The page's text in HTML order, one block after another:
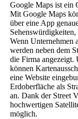
Google Maps ist ein
Mit Google Maps
über eine App
Wenn Unternehmen
werden neben dem
die Firma
können
eine Website
Erdoberfläche als
an. Dank der Street
hochwertigen
möglich.